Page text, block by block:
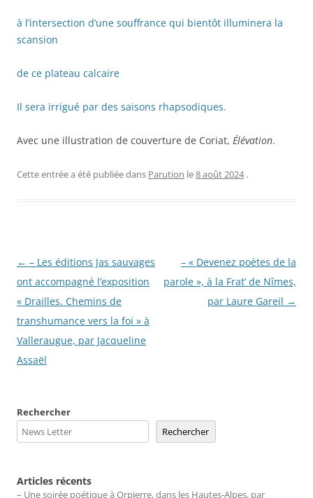
à l’intersection d’une souffrance qui bientôt illuminera la
scansion
de ce plateau calcaire
Il sera irrigué par des saisons rhapsodiques.
Avec une illustration de couverture de Coriat, Élévation.
Cette entrée a été publiée dans Parution le8 août 2024 .
Navigation
des
articles
← – Les éditions Jas sauvages
ont accompagné l’exposition
« Drailles. Chemins de
transhumance vers la foi » à
Valleraugue, par Jacqueline
Assaël
– « Devenez poètes de la
parole », à la Frat’ de Nîmes,
par Laure Gareil →
Rechercher
Rechercher
Articles récents
– Une soirée poétique à Orpierre, dans les Hautes-Alpes, par